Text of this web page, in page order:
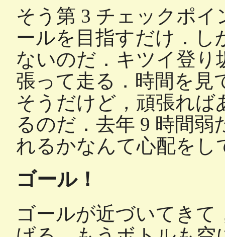
そう第 3 チェックポ
ールを目指すだけ．
ないのだ．キツイ登り
張って走る．時間を見
そうだけど，頑張れば
るのだ．去年 9 時間弱
れるかなんて心配をし
ゴール！
ゴールが近づいてき